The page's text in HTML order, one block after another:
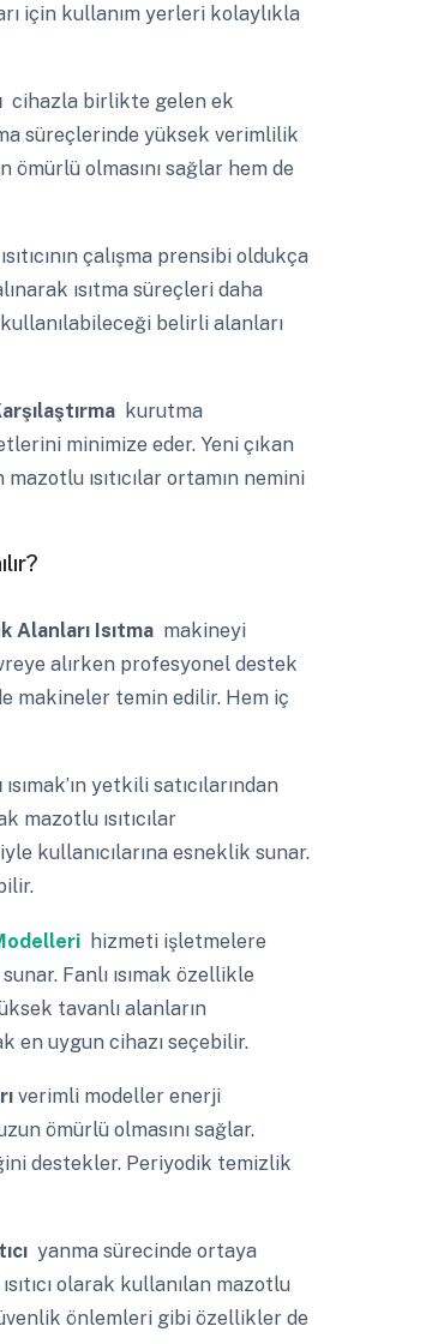
için kullanım yerleri kolaylıkla
cihazla birlikte gelen ek
süreçlerinde yüksek verimlilik
ömürlü olmasını sağlar hem de
ısıtıcının çalışma prensibi oldukça
ısıtma süreçleri daha
kullanılabileceği belirli alanları
kurutma
minimize eder. Yeni çıkan
ısıtıcılar ortamın nemini
Alanları Isıtma makineyi
alırken profesyonel destek
makineler temin edilir. Hem iç
ısımak’ın yetkili satıcılarından
mazotlu ısıtıcılar
kullanıcılarına esneklik sunar.
hizmeti işletmelere
Fanlı ısımak özellikle
tavanlı alanların
en uygun cihazı seçebilir.
verimli modeller enerji
ömürlü olmasını sağlar.
destekler. Periyodik temizlik
yanma sürecinde ortaya
olarak kullanılan mazotlu
önlemleri gibi özellikler de